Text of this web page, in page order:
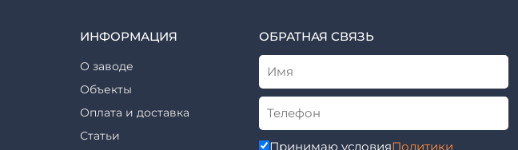
ИНФОРМАЦИЯ
О заводе
Объекты
Оплата и доставка
Статьи
ОБРАТНАЯ СВЯЗЬ
Принимаю условияПолитики